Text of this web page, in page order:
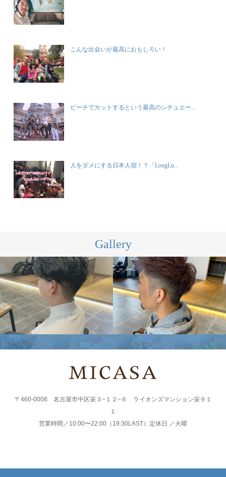
こんな出会いが最高におもしろい！
ビーチでカットするという最高のシチュエー...
人をダメにする日本人宿！？「LongLu...
Gallery
〒460-0008 名古屋市中区栄３−１２−６ ライオンズマンション栄９１
１
営業時間／10:00〜22:00（19:30LAST）定休日 ／火曜